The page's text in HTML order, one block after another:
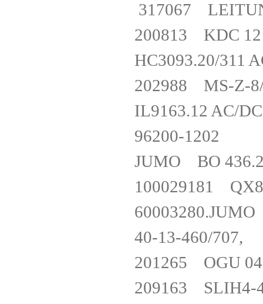
317067
200813 KDC
HC3093.20/
202988 MS-
IL9163.12
96200-
JUMO BO
100029181
40-13-460/
201265 OGU
209163